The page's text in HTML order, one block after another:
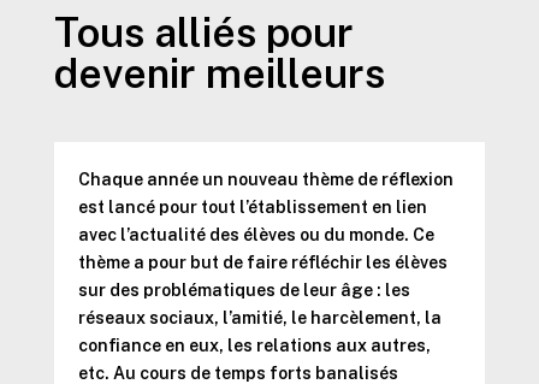
Tous alliés pour
devenir meilleurs
Chaque année un nouveau thème de réflexion
est lancé pour tout l’établissement en lien
avec l’actualité des élèves ou du monde. Ce
thème a pour but de faire réfléchir les élèves
sur des problématiques de leur âge : les
réseaux sociaux, l’amitié, le harcèlement, la
confiance en eux, les relations aux autres,
etc. Au cours de temps forts banalisés